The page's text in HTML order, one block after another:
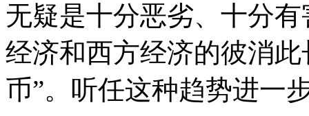
无疑是十分恶劣、十分
经济和西方经济的彼消
币”。听任这种趋势进一